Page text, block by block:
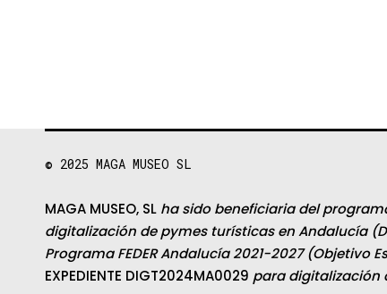
© 2025 MAGA MUSEO SL
MAGA MUSEO, SL ha sido beneficiaria del
digitalización de pymes turísticas en Andalucía
Programa FEDER Andalucía 2021-2027 (Objetivo
EXPEDIENTE DIGT2024MA0029 para digitalización